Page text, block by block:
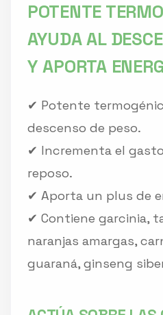
POTENTE
AYUDA AL
Y APORTA
✔ Potente
descenso de peso.
✔ Incrementa el
reposo.
✔ Aporta un plus de
✔ Contiene garcinia,
naranjas amargas,
guaraná, ginseng